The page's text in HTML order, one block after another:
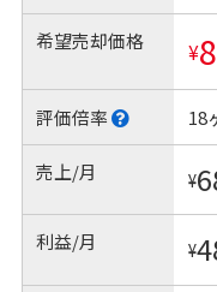
希望売却価格 ¥
評価倍率 18
売上/月 ¥
利益/月 ¥